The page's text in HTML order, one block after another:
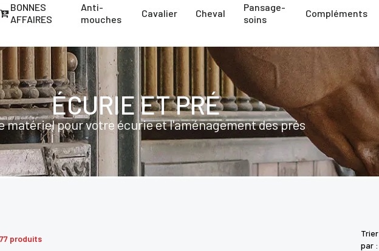
BONNES
AFFAIRES
Anti-
mouches
Cavalier Cheval
Pansage-
soins
Compléments
ÉCURIE ET PRÉ
matériel pour votre écurie et l'aménagement des prés
produits
Trier
par :